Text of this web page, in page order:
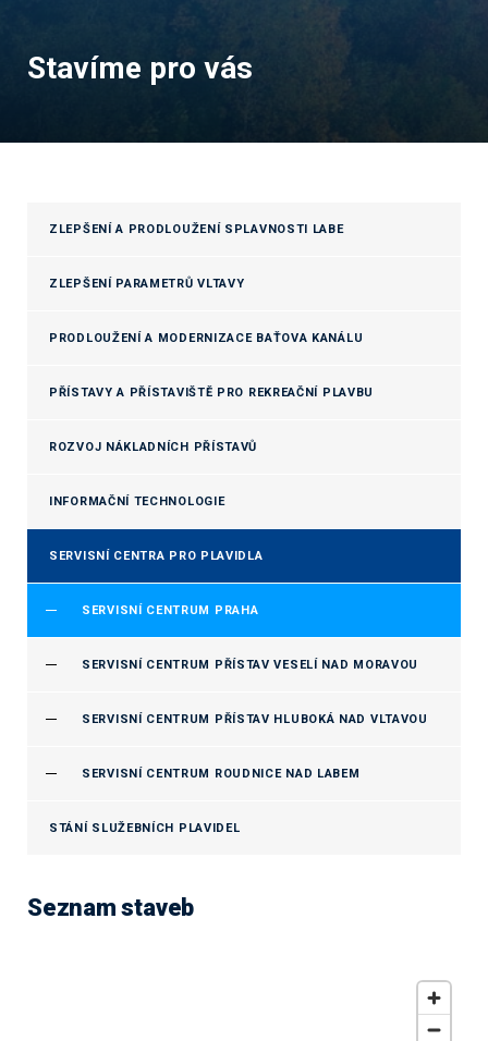
Stavíme pro vás
ZLEPŠENÍ A PRODLOUŽENÍ SPLAVNOSTI LABE
ZLEPŠENÍ PARAMETRŮ VLTAVY
PRODLOUŽENÍ A MODERNIZACE BAŤOVA KANÁLU
PŘÍSTAVY A PŘÍSTAVIŠTĚ PRO REKREAČNÍ PLAVBU
ROZVOJ NÁKLADNÍCH PŘÍSTAVŮ
INFORMAČNÍ TECHNOLOGIE
SERVISNÍ CENTRA PRO PLAVIDLA
SERVISNÍ CENTRUM PRAHA
SERVISNÍ CENTRUM PŘÍSTAV VESELÍ NAD MORAVOU
SERVISNÍ CENTRUM PŘÍSTAV HLUBOKÁ NAD VLTAVOU
SERVISNÍ CENTRUM ROUDNICE NAD LABEM
STÁNÍ SLUŽEBNÍCH PLAVIDEL
Seznam staveb